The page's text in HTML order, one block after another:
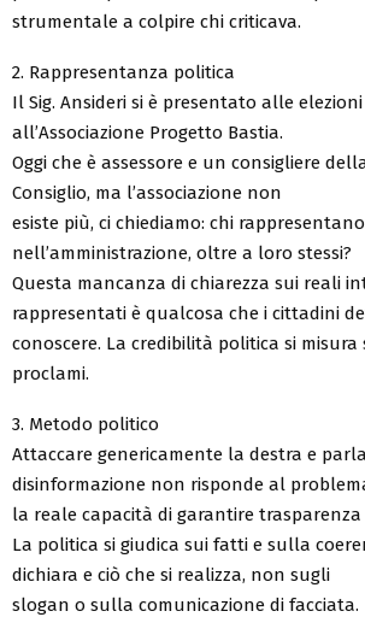
strumentale a colpire chi criticava.
2. Rappresentanza politica
Il Sig. Ansideri si è presentato alle elezioni
all’Associazione Progetto Bastia.
Oggi che è assessore e un consigliere
Consiglio, ma l’associazione non
esiste più, ci chiediamo: chi
nell’amministrazione, oltre a loro stessi?
Questa mancanza di chiarezza sui reali
rappresentati è qualcosa che i cittadini
conoscere. La credibilità politica si
proclami.
3. Metodo politico
Attaccare genericamente la destra e
disinformazione non risponde al
la reale capacità di garantire trasparenza
La politica si giudica sui fatti e sulla
dichiara e ciò che si realizza, non sugli
slogan o sulla comunicazione di facciata.